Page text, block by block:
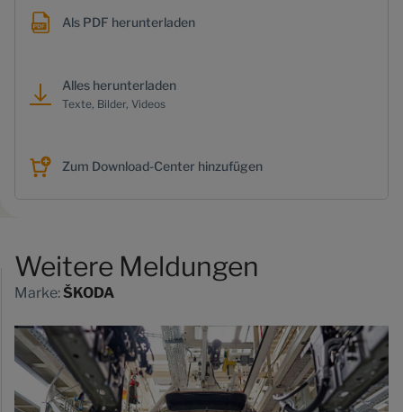
Als PDF herunterladen
Alles herunterladen
Texte, Bilder, Videos
Zum Download-Center hinzufügen
Weitere Meldungen
Marke: ŠKODA